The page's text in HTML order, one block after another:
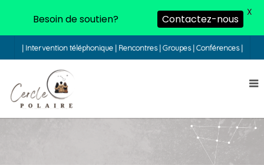
| Intervention téléphonique | Rencontres | Groupes | Conférences |
Besoin de soutien? Contactez-nous
X